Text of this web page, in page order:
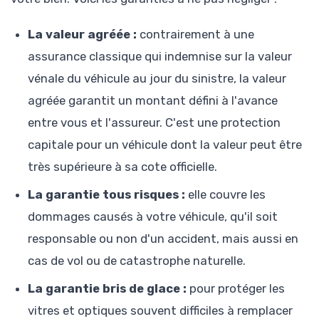
La valeur agréée : contrairement à une
assurance classique qui indemnise sur la valeur
vénale du véhicule au jour du sinistre, la valeur
agréée garantit un montant défini à l'avance
entre vous et l'assureur. C'est une protection
capitale pour un véhicule dont la valeur peut être
très supérieure à sa cote officielle.
La garantie tous risques : elle couvre les
dommages causés à votre véhicule, qu'il soit
responsable ou non d'un accident, mais aussi en
cas de vol ou de catastrophe naturelle.
La garantie bris de glace : pour protéger les
vitres et optiques souvent difficiles à remplacer